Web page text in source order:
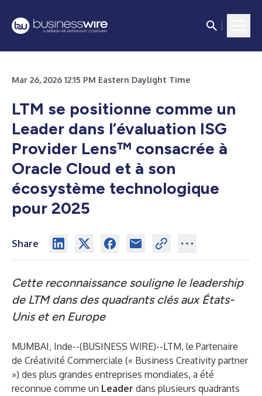
Mar 26, 2026 12:15 PM Eastern Daylight Time
LTM se positionne comme un
Leader dans l’évaluation ISG
Provider Lens™ consacrée à
Oracle Cloud et à son
écosystème technologique
pour 2025
Share
Cette reconnaissance souligne le leadership
de LTM dans des quadrants clés aux États-
Unis et en Europe
MUMBAI, Inde--(BUSINESS WIRE)--LTM, le Partenaire
de Créativité Commerciale (« Business Creativity partner
») des plus grandes entreprises mondiales, a été
reconnue comme un Leader dans plusieurs quadrants